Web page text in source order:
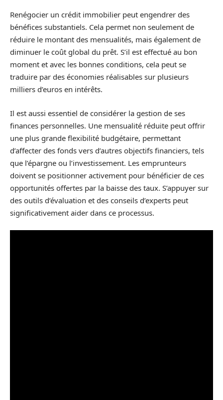
Renégocier un crédit immobilier peut engendrer des
bénéfices substantiels. Cela permet non seulement de
réduire le montant des mensualités, mais également de
diminuer le coût global du prêt. S’il est effectué au bon
moment et avec les bonnes conditions, cela peut se
traduire par des économies réalisables sur plusieurs
milliers d’euros en intérêts.
Il est aussi essentiel de considérer la gestion de ses
finances personnelles. Une mensualité réduite peut offrir
une plus grande flexibilité budgétaire, permettant
d’affecter des fonds vers d’autres objectifs financiers, tels
que l’épargne ou l’investissement. Les emprunteurs
doivent se positionner activement pour bénéficier de ces
opportunités offertes par la baisse des taux. S’appuyer sur
des outils d’évaluation et des conseils d’experts peut
significativement aider dans ce processus.